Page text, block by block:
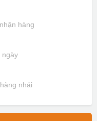
hàng
ngày
nhái